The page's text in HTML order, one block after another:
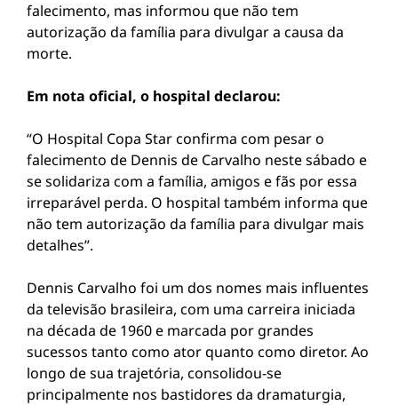
falecimento, mas informou que não tem
autorização da família para divulgar a causa da
morte.
Em nota oficial, o hospital declarou:
“O Hospital Copa Star confirma com pesar o
falecimento de Dennis de Carvalho neste sábado e
se solidariza com a família, amigos e fãs por essa
irreparável perda. O hospital também informa que
não tem autorização da família para divulgar mais
detalhes”.
Dennis Carvalho foi um dos nomes mais influentes
da televisão brasileira, com uma carreira iniciada
na década de 1960 e marcada por grandes
sucessos tanto como ator quanto como diretor. Ao
longo de sua trajetória, consolidou-se
principalmente nos bastidores da dramaturgia,